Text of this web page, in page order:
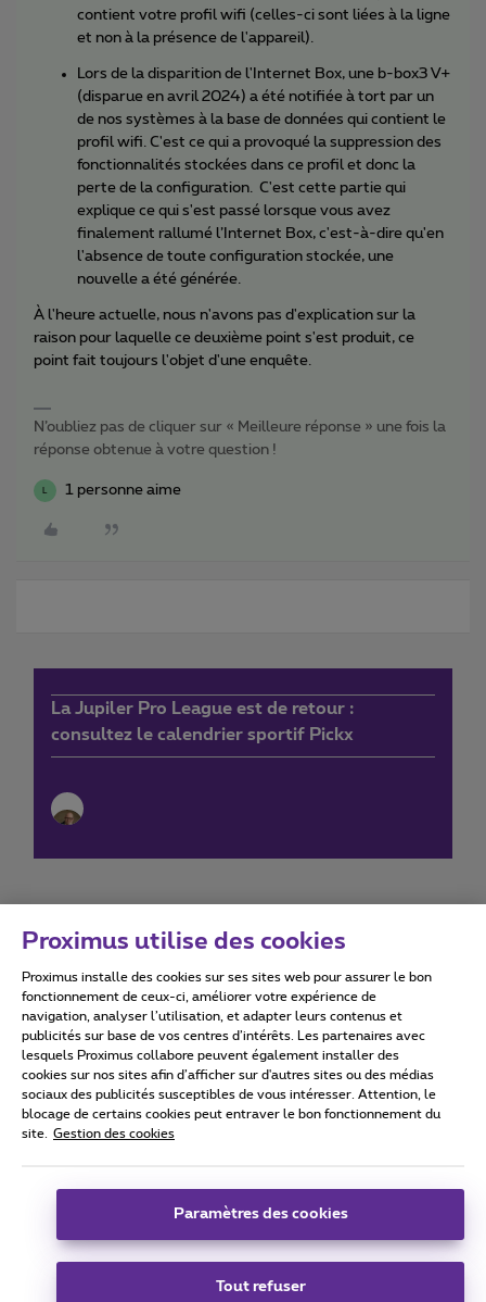
contient votre profil wifi (celles-ci sont liées à la ligne
et non à la présence de l'appareil).
Lors de la disparition de l'Internet Box, une b-box3 V+
(disparue en avril 2024) a été notifiée à tort par un
de nos systèmes à la base de données qui contient le
profil wifi. C'est ce qui a provoqué la suppression des
fonctionnalités stockées dans ce profil et donc la
perte de la configuration. C'est cette partie qui
explique ce qui s'est passé lorsque vous avez
finalement rallumé l’Internet Box, c'est-à-dire qu'en
l'absence de toute configuration stockée, une
nouvelle a été générée.
À l'heure actuelle, nous n'avons pas d'explication sur la
raison pour laquelle ce deuxième point s'est produit, ce
point fait toujours l'objet d'une enquête.
N’oubliez pas de cliquer sur « Meilleure réponse » une fois la
réponse obtenue à votre question !
1 personne aime
La Jupiler Pro League est de retour :
consultez le calendrier sportif Pickx
Conditions d'utilisation Accessibility statement
Tous droits réservés. © 2026 Proximus
Conditions générales, info consommateur
Coordonnées de l’entreprise
Boulevard du Roi Albert II 27 - B-1030 Bruxelles.
Proximus utilise des cookies
Proximus installe des cookies sur ses sites web pour assurer le bon
fonctionnement de ceux-ci, améliorer votre expérience de
navigation, analyser l’utilisation, et adapter leurs contenus et
publicités sur base de vos centres d’intérêts. Les partenaires avec
lesquels Proximus collabore peuvent également installer des
cookies sur nos sites afin d’afficher sur d'autres sites ou des médias
sociaux des publicités susceptibles de vous intéresser. Attention, le
blocage de certains cookies peut entraver le bon fonctionnement du
site.
Gestion des cookies
Paramètres des cookies
Tout refuser